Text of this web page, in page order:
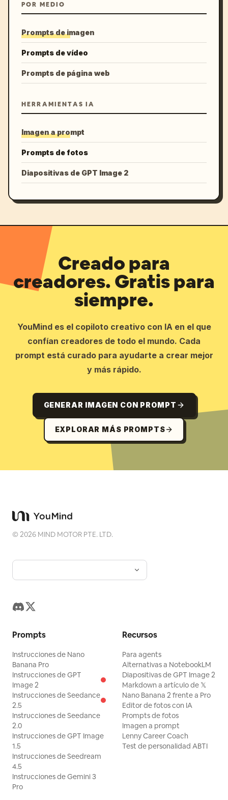
POR MEDIO
Prompts de imagen
Prompts de vídeo
Prompts de página web
HERRAMIENTAS IA
Imagen a prompt
Prompts de fotos
Diapositivas de GPT Image 2
Creado para
creadores. Gratis para
siempre.
YouMind es el copiloto creativo con IA en el que
confían creadores de todo el mundo. Cada
prompt está curado para ayudarte a crear mejor
y más rápido.
GENERAR IMAGEN CON PROMPT
EXPLORAR MÁS PROMPTS
©2026 MIND MOTOR PTE. LTD.
Prompts
Instrucciones de Nano
Banana Pro
Instrucciones de GPT
Image 2
Instrucciones de Seedance
2.5
Instrucciones de Seedance
2.0
Instrucciones de GPT Image
1.5
Instrucciones de Seedream
4.5
Instrucciones de Gemini 3
Pro
Recursos
Para agents
Alternativas a NotebookLM
Diapositivas de GPT Image 2
Markdown a artículo de 𝕏
Nano Banana 2 frente a Pro
Editor de fotos con IA
Prompts de fotos
Imagen a prompt
Lenny Career Coach
Test de personalidad ABTI